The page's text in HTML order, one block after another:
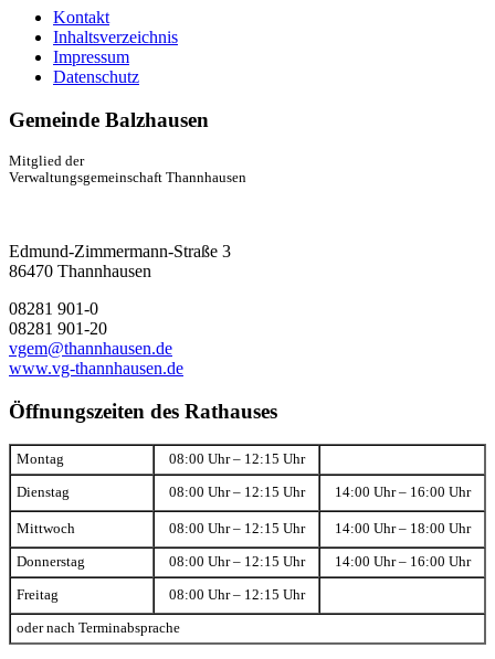
Kontakt
Inhaltsverzeichnis
Impressum
Datenschutz
Gemeinde Balzhausen
Mitglied der
Verwaltungsgemeinschaft Thannhausen
Edmund-Zimmermann-Straße 3
86470 Thannhausen
08281 901-0
08281 901-20
vgem@thannhausen.de
www.vg-thannhausen.de
Öffnungszeiten des Rathauses
Montag 08:00 Uhr – 12:15 Uhr
Dienstag 08:00 Uhr – 12:15 Uhr 14:00 Uhr – 16:00 Uhr
Mittwoch 08:00 Uhr – 12:15 Uhr 14:00 Uhr – 18:00 Uhr
Donnerstag 08:00 Uhr – 12:15 Uhr 14:00 Uhr – 16:00 Uhr
Freitag 08:00 Uhr – 12:15 Uhr
oder nach Terminabsprache